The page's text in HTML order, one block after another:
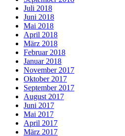
Juli 2018
Juni 2018
Mai 2018
April 2018
März 2018
Februar 2018
Januar 2018
November 2017
Oktober 2017
September 2017
August 2017
Juni 2017
Mai 2017
April 2017
März 2017